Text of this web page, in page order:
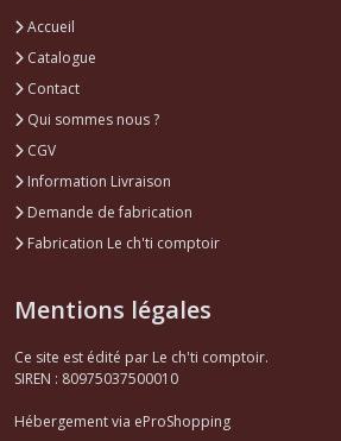
Accueil
Catalogue
Contact
Qui sommes nous ?
CGV
Information Livraison
Demande de fabrication
Fabrication Le ch'ti comptoir
Mentions légales
Ce site est édité par Le ch'ti comptoir.
SIREN : 80975037500010
Hébergement via eProShopping